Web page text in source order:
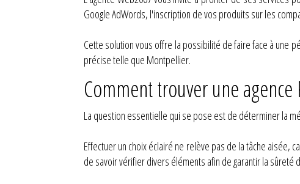
Google AdWords, l'inscription de vos produits sur les
Cette solution vous offre la possibilité de faire face à une
précise telle que Montpellier.
Comment trouver une
La question essentielle qui se pose est de déterminer la
Effectuer un choix éclairé ne relève pas de la tâche aisée,
de savoir vérifier divers éléments afin de garantir la sûreté